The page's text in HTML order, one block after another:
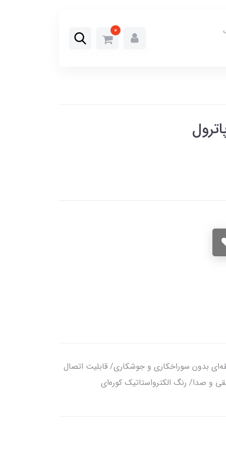
0
محور نیسان پاترول با بازوی زاپاس و بازویی گالن و گارد محافظ گل گیرهای عقب/اتصال پیج و مهره‌ای 12 نقطه‌ای بدون سوراخکاری و جوشکاری/ قابلیت اتصال